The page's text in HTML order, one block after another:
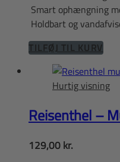
Smart ophængning
Holdbart og
TILFØJ TIL KURV
Hurtig visning
Reisenthel –
129,00kr.